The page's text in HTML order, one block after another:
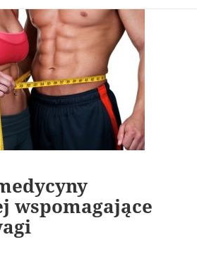
wspomagające